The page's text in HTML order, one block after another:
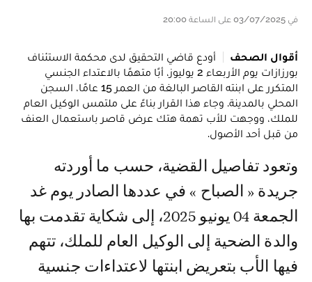
في 03/07/2025 على الساعة 20:00
أقوال الصحف
أودع قاضي التحقيق لدى محكمة الاستئناف
بورزازات يوم الأربعاء 2 يوليوز، أبًا متهمًا بالاعتداء الجنسي
المتكرر على ابنته القاصر البالغة من العمر 15 عامًا، السجن
المحلي بالمدينة. وجاء هذا القرار بناءً على ملتمس الوكيل العام
للملك، ووجهت للأب تهمة هتك عرض قاصر باستعمال العنف
من قبل أحد الأصول.
وتعود تفاصيل القضية، حسب ما أوردته
جريدة « الصباح » في عددها الصادر يوم غد
الجمعة 04 يونيو 2025، إلى شكاية تقدمت بها
والدة الضحية إلى الوكيل العام للملك، تتهم
فيها الأب بتعريض ابنتها لاعتداءات جنسية